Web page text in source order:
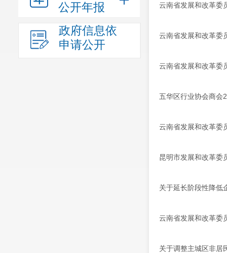
公开年报
政府信息依
申请公开
云南省发展和改革委
云南省发展和改革委
云南省发展和改革委
五华区行业协会商会
云南省发展和改革委
昆明市发展和改革委
关于延长阶段性降低
云南省发展和改革委
关于调整主城区非居